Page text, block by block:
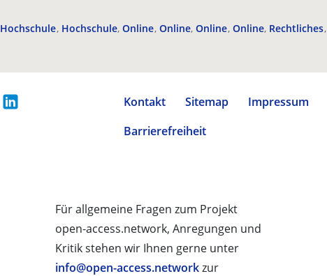
Hochschule Hochschule Online Online Online Online Rechtliches
Kontakt Sitemap Impressum
Barrierefreiheit
Für allgemeine Fragen zum Projekt
open-access.network, Anregungen und
Kritik stehen wir Ihnen gerne unter
info@open-access.networkzur